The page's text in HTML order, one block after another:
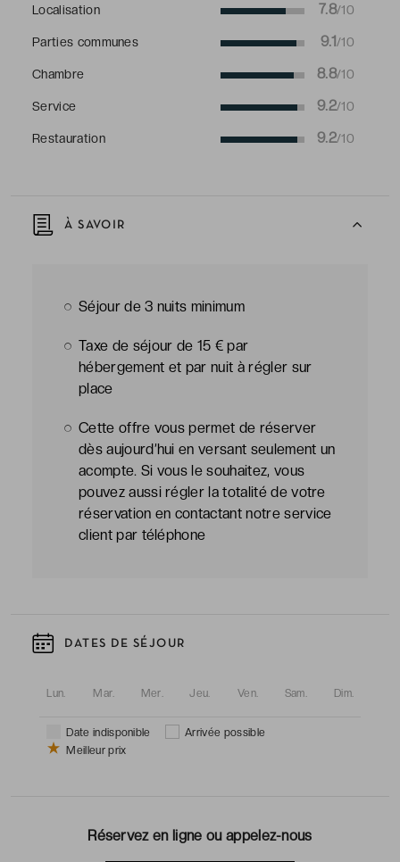
Localisation 7.8/10
Parties communes 9.1/10
Chambre 8.8/10
Service 9.2/10
Restauration 9.2/10
À SAVOIR
Séjour de 3 nuits minimum
Taxe de séjour de 15 € par
hébergement et par nuit à régler sur
place
Cette offre vous permet de réserver
dès aujourd’hui en versant seulement un
acompte. Si vous le souhaitez, vous
pouvez aussi régler la totalité de votre
réservation en contactant notre service
client par téléphone
DATES DE SÉJOUR
Lun. Mar. Mer. Jeu. Ven. Sam. Dim.
Date indisponible
Arrivée possible
Meilleur prix
Réservez en ligne ou appelez-nous